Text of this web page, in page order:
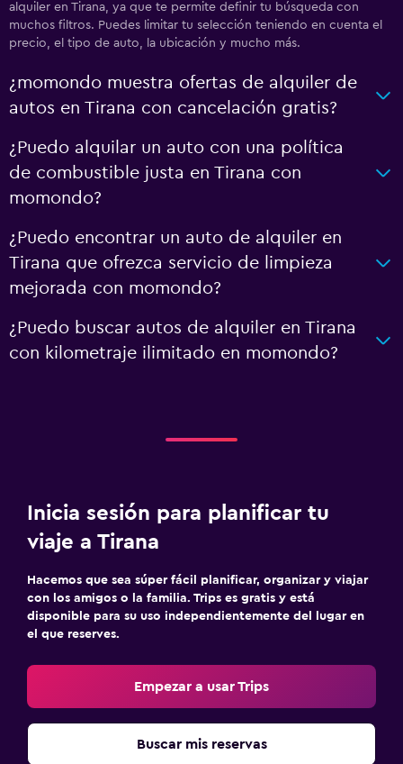
alquiler en Tirana, ya que te permite definir tu búsqueda con
muchos filtros. Puedes limitar tu selección teniendo en cuenta el
precio, el tipo de auto, la ubicación y mucho más.
¿momondo muestra ofertas de alquiler de
autos en Tirana con cancelación gratis?
¿Puedo alquilar un auto con una política
de combustible justa en Tirana con
momondo?
¿Puedo encontrar un auto de alquiler en
Tirana que ofrezca servicio de limpieza
mejorada con momondo?
¿Puedo buscar autos de alquiler en Tirana
con kilometraje ilimitado en momondo?
Inicia sesión para planificar tu
viaje a Tirana
Hacemos que sea súper fácil planificar, organizar y viajar
con los amigos o la familia. Trips es gratis y está
disponible para su uso independientemente del lugar en
el que reserves.
Empezar a usar Trips
Buscar mis reservas